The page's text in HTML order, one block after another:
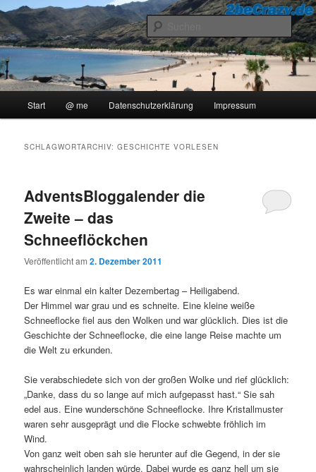
Zum
primären
Inhalt
springen
Zum
sekundären
Inhalt
springen2beCrazy
..::Ollis Blog::..
Start @ me Datenschutzerklärung Impressum
SCHLAGWORTARCHIV:GESCHICHTE VORLESEN
AdventsBloggalender die
Zweite – das
Schneeflöckchen
Veröffentlicht am2. Dezember 2011
Es war einmal ein kalter Dezembertag – Heiligabend.
Der Himmel war grau und es schneite. Eine kleine weiße
Schneeflocke fiel aus den Wolken und war glücklich. Dies ist die
Geschichte der Schneeflocke, die eine lange Reise machte um
die Welt zu erkunden.
Sie verabschiedete sich von der großen Wolke und rief glücklich:
„Danke, dass du so lange auf mich aufgepasst hast.“ Sie sah
edel aus. Eine wunderschöne Schneeflocke. Ihre Kristallmuster
waren sehr ausgeprägt und die Flocke schwebte fröhlich im
Wind.
Von ganz weit oben sah sie herunter auf die Gegend, in der sie
wahrscheinlich landen würde. Dabei wurde es ganz hell um sie